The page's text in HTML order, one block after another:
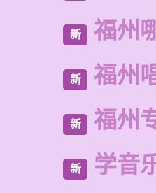
新 福州
新 福州
新 福州
新 学音